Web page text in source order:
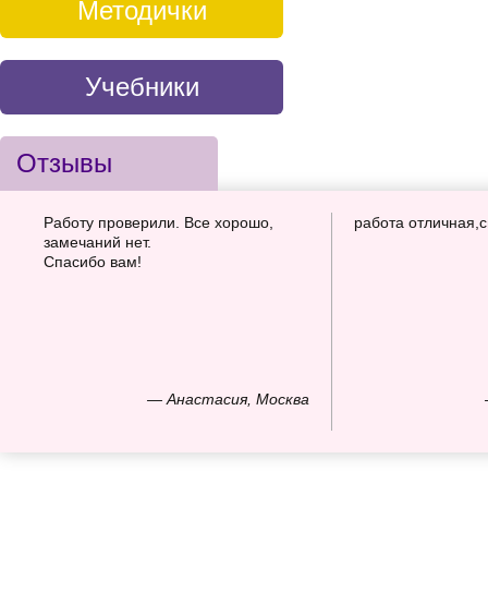
Методички
Учебники
Отзывы
— Анастасия, Москва
Работу проверили. Все хорошо,
замечаний нет.
Спасибо вам!
работа